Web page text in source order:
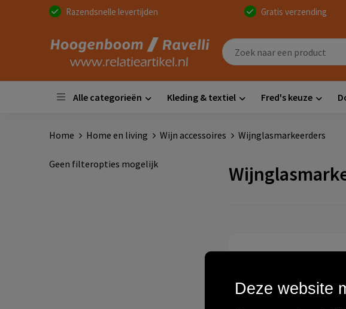
Razendsnelle levertijden Gratis verzending
Alle categorieën Kleding & textiel Fred's keuze
Home Home en living Wijn accessoires Wijnglasmarkeerders
Geen filteropties mogelijk
Deze website